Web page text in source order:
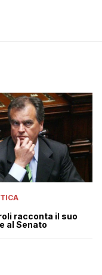
racconta il suo
al Senato